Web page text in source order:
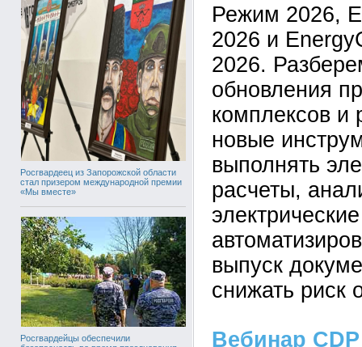
Росгвардеец из Запорожской области
стал призером международной премии
«Мы вместе»
Росгвардейцы обеспечили
Режим 2026,
2026 и
2026.
обновления
комплексов и
новые
выполнять
расчеты,
выпуск
снижать риск
Вебинар